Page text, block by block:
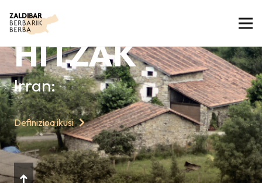
GAURKO
HITZAK
Irran:
Definizioa ikusi